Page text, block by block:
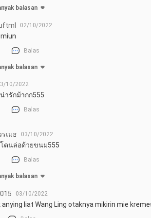
balasan
02/10/2022
Balas
balasan
10/2022
ารักม้ากก555
Balas
รเมธ 03/10/2022
โดนล่อด้วยขนม555
Balas
balasan
03/10/2022
anying liat Wang Ling otaknya mikirin mie